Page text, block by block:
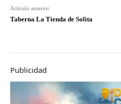
Artículo anterior
Taberna La Tienda de Solita
Publicidad